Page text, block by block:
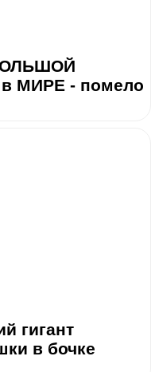
МИРЕ - помело
гигант
в бочке